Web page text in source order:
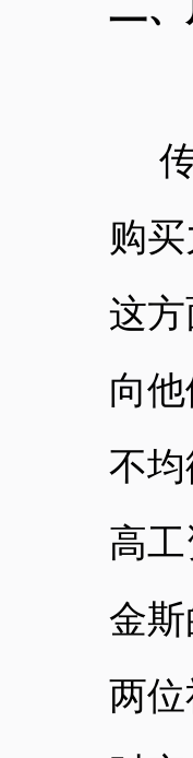
二
购
这
向
不
高
金
两